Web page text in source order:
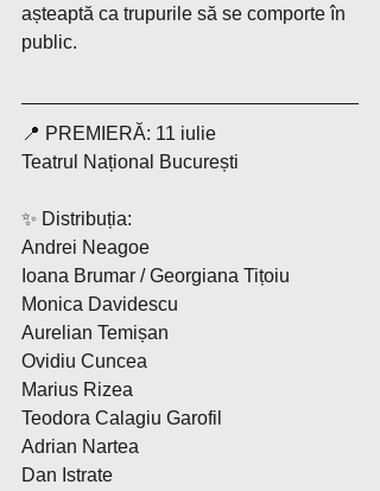
așteaptă ca trupurile să se comporte în
public.
📍 PREMIERĂ: 11 iulie
Teatrul Național București
✨ Distribuția:
Andrei Neagoe
Ioana Brumar / Georgiana Tițoiu
Monica Davidescu
Aurelian Temișan
Ovidiu Cuncea
Marius Rizea
Teodora Calagiu Garofil
Adrian Nartea
Dan Istrate